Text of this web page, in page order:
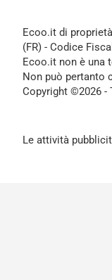
Ecoo.it di
(FR) - Codice
Ecoo.it non è una
Non può pertanto
Copyright ©2026
Le attività